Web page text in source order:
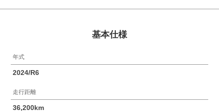
基本仕様
年式
2024/R6
走行距離
36,200km